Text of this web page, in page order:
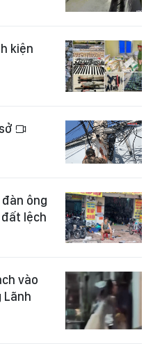
kiện
ông
lệch
vào
Lãnh